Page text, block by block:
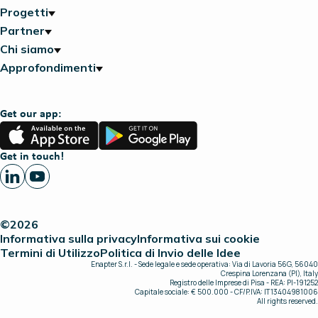
Progetti
Partner
Chi siamo
Approfondimenti
Get our app:
App
Store
Google
Play
Get in touch!
©2026
Informativa sulla privacyInformativa sui cookie
Termini di UtilizzoPolitica di Invio delle Idee
Enapter S.r.l. - Sede legale e sede operativa: Via di Lavoria 56G, 56040
Crespina Lorenzana (PI), Italy
Registro delle Imprese di Pisa - REA: PI-191252
Capitale sociale: € 500.000 - CF/P.IVA: IT13404981006
All rights reserved.